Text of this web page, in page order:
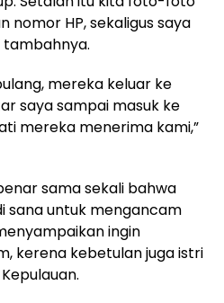
nomor HP, sekaligus saya
tambahnya.
mereka keluar ke
saya sampai masuk ke
mereka menerima kami,”
sama sekali bahwa
sana untuk mengancam
ingin
kerena kebetulan juga istri